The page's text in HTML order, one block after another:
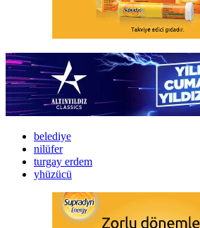
belediye
nilüfer
turgay erdem
yhüzücü